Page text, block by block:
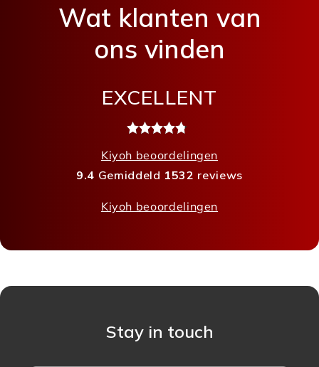
Wat klanten van
ons vinden
EXCELLENT
Kiyoh beoordelingen
9.4 Gemiddeld 1532 reviews
Kiyoh beoordelingen
Stay in touch